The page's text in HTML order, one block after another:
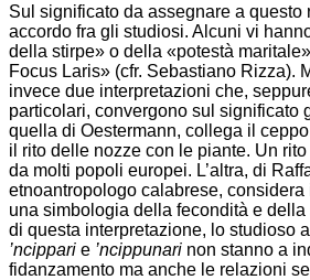
Sul significato da assegnare a questo
accordo fra gli studiosi. Alcuni vi
della stirpe» o della «potestà
Focus Laris» (cfr. Sebastiano Rizza).
invece due interpretazioni che,
particolari, convergono sul significato
quella di Oestermann, collega il
il rito delle nozze con le piante. Un
da molti popoli europei. L’altra, di
etnoantropologo calabrese,
una simbologia della fecondità e
di questa interpretazione, lo studioso
’ncippari e ’ncippunari non stanno a
fidanzamento ma anche le relazioni